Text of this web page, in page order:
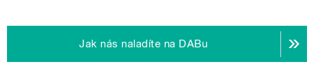
Jak nás naladíte na DABu